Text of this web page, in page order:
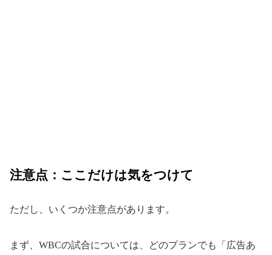
注意点：ここだけは気をつけて
ただし、いくつか注意点があります。
まず、WBCの試合については、どのプランでも「広告あ